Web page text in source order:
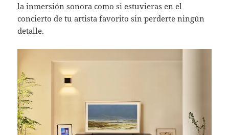
la inmersión sonora como si estuvieras en el
concierto de tu artista favorito sin perderte ningún
detalle.